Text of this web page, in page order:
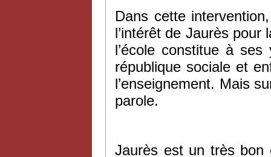
Dans cette
l’intérêt de Jaurès
l’école constitue à
république sociale et
l’enseignement. Mais
parole.
Jaurès est un très bon